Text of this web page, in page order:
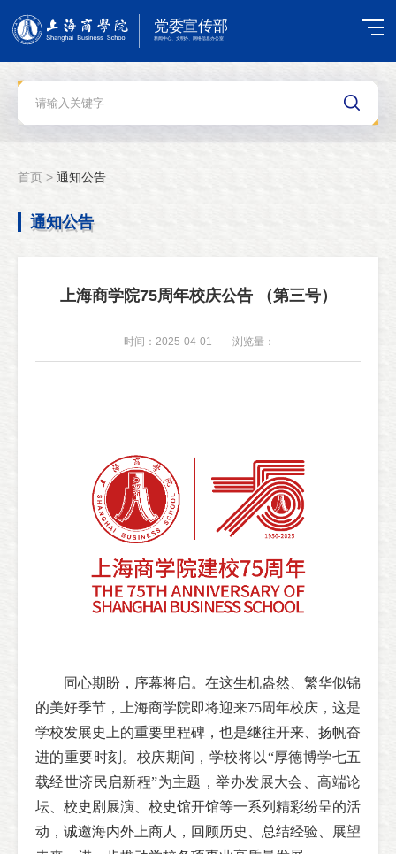
首页 > 通知公告
通知公告
上海商学院75周年校庆公告 （第三号）
时间：2025-04-01 浏览量：
同心期盼，序幕将启。在这生机盎然、繁华似锦
的美好季节，上海商学院即将迎来75周年校庆，这是
学校发展史上的重要里程碑，也是继往开来、扬帆奋
进的重要时刻。校庆期间，学校将以“厚德博学七五
载经世济民启新程”为主题，举办发展大会、高端论
坛、校史剧展演、校史馆开馆等一系列精彩纷呈的活
动，诚邀海内外上商人，回顾历史、总结经验、展望